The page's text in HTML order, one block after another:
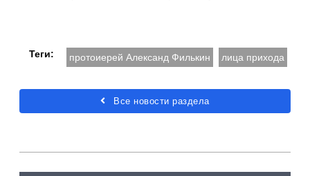
Теги: протоиерей Александ Филькин лица прихода
Все новости раздела